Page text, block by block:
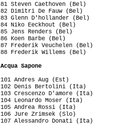
81 Steven Caethoven (Bel)
82 Dimitri De Fauw (Bel)
83 Glenn D'hollander (Bel)
84 Niko Eeckhout (Bel)
85 Jens Renders (Bel)
86 Koen Barbe (Bel)
87 Frederik Veuchelen (Bel)
88 Frederik Willems
Acqua Sapone
101 Andres Aug (Est)
102 Denis Bertolini (Ita)
103 Crescenzo D'amore (Ita)
104 Leonardo Moser (Ita)
105 Andrea Rossi (Ita)
106 Jure Zrimsek (Slo)
107 Alessandro Donati (Ita)